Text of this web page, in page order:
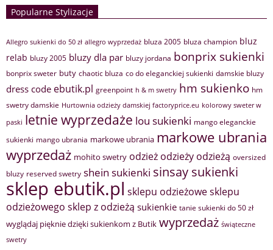
Popularne Stylizacje
Allegro sukienki do 50 zł allegro wyprzedaż bluza 2005 bluza champion bluz
relab bluzy 2005 bluzy dla par bluzy jordana bonprix sukienki
bonprix sweter buty chaotic bluza co do eleganckiej sukienki damskie bluzy
dress code ebutik.pl greenpoint h & m swetry hm sukienko hm
swetry damskie Hurtownia odzieży damskiej factoryprice.eu kolorowy sweter w
paski letnie wyprzedaże lou sukienki mango eleganckie
sukienki mango ubrania markowe ubrania markowe ubrania
wyprzedaż mohito swetry odzież odzieży odzieżą oversized
bluzy reserved swetry shein sukienki sinsay sukienki
sklep ebutik.pl sklepu odzieżowesklepu
odzieżowego sklep z odzieżą sukienkie tanie sukienki do 50 zł
wyglądaj pięknie dzięki sukienkom z Butik wyprzedaż świąteczne
swetry